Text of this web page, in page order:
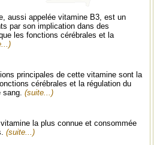
aussi appelée vitamine B3, est un
par son implication dans des
les fonctions cérébrales et la
principales de cette vitamine sont la
cérébrales et la régulation du
sang. (suite...)
la plus connue et consommée
(suite...)